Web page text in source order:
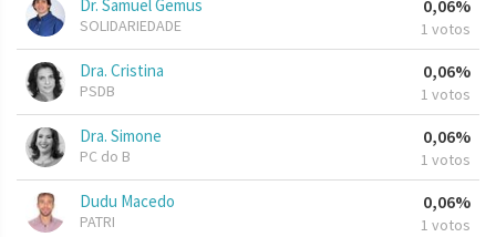
Dr. Samuel Gemus
SOLIDARIEDADE
0,06%
1 votos
Dra. Cristina
PSDB
0,06%
1 votos
Dra. Simone
PC do B
0,06%
1 votos
Dudu Macedo
PATRI
0,06%
1 votos